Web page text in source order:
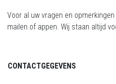
Voor al uw vragen en
mailen of appen. Wij staan altijd
CONTACTGEGEVENS